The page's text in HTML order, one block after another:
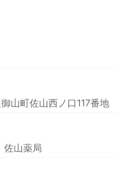
山町佐山西ノ口117番地
佐山薬局